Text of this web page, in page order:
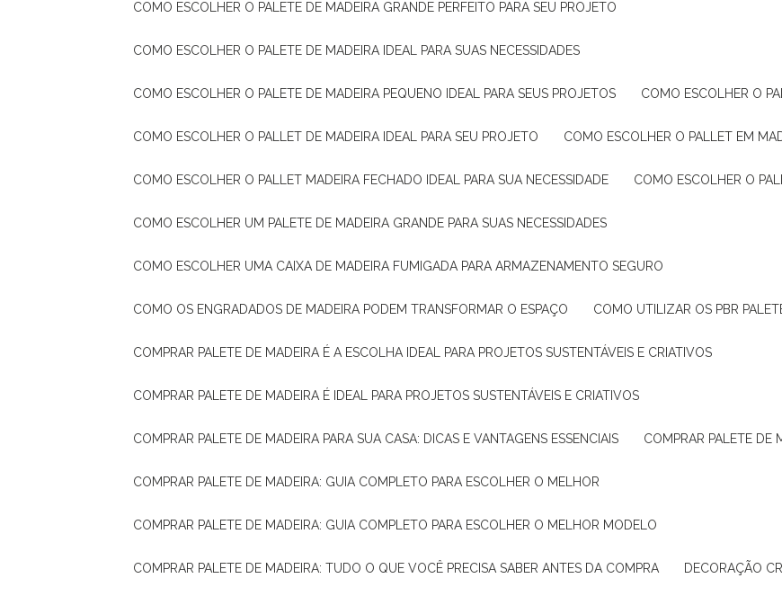
COMO ESCOLHER O PALETE DE MADEIRA GRANDE PERFEITO PARA SEU PROJETO
COMO ESCOLHER O PALETE DE MADEIRA IDEAL PARA SUAS NECESSIDADES
COMO ESCOLHER O PALETE DE MADEIRA PEQUENO IDEAL PARA SEUS PROJETOS COMO ESCOLHER O
COMO ESCOLHER O PALLET DE MADEIRA IDEAL PARA SEU PROJETO COMO ESCOLHER O PALLET EM
COMO ESCOLHER O PALLET MADEIRA FECHADO IDEAL PARA SUA NECESSIDADE COMO ESCOLHER O
COMO ESCOLHER UM PALETE DE MADEIRA GRANDE PARA SUAS NECESSIDADES
COMO ESCOLHER UMA CAIXA DE MADEIRA FUMIGADA PARA ARMAZENAMENTO SEGURO
COMO OS ENGRADADOS DE MADEIRA PODEM TRANSFORMAR O ESPAÇO COMO UTILIZAR OS PBR
COMPRAR PALETE DE MADEIRA É A ESCOLHA IDEAL PARA PROJETOS SUSTENTÁVEIS E CRIATIVOS
COMPRAR PALETE DE MADEIRA É IDEAL PARA PROJETOS SUSTENTÁVEIS E CRIATIVOS
COMPRAR PALETE DE MADEIRA PARA SUA CASA: DICAS E VANTAGENS ESSENCIAIS COMPRAR PALETE
COMPRAR PALETE DE MADEIRA: GUIA COMPLETO PARA ESCOLHER O MELHOR
COMPRAR PALETE DE MADEIRA: GUIA COMPLETO PARA ESCOLHER O MELHOR MODELO
COMPRAR PALETE DE MADEIRA: TUDO O QUE VOCÊ PRECISA SABER ANTES DA COMPRA DECORAÇÃO